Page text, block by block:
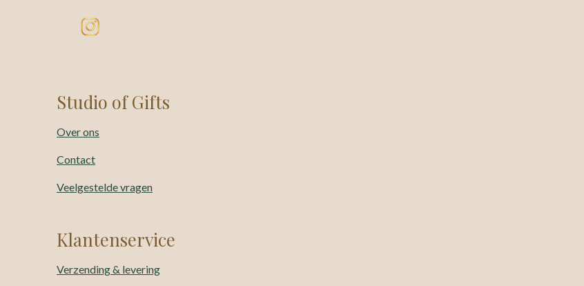
Studio of Gifts
Over ons
Contact
Veelgestelde vragen
Klantenservice
Verzending & levering